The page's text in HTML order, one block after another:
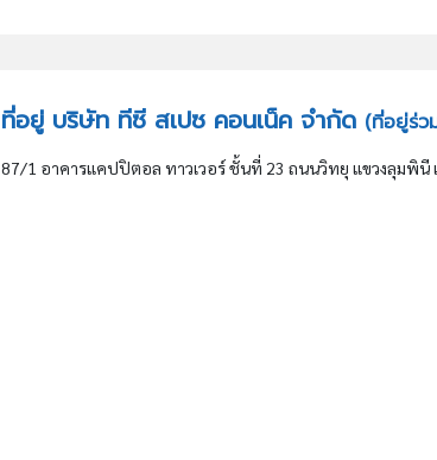
ที่อยู่ บริษัท ทีซี สเปซ คอนเน็ค จำกัด (ที่อยู่ร่ว
87/1 อาคารแคปปิตอล ทาวเวอร์ ชั้นที่ 23 ถนนวิทยุ แขวงลุมพินี